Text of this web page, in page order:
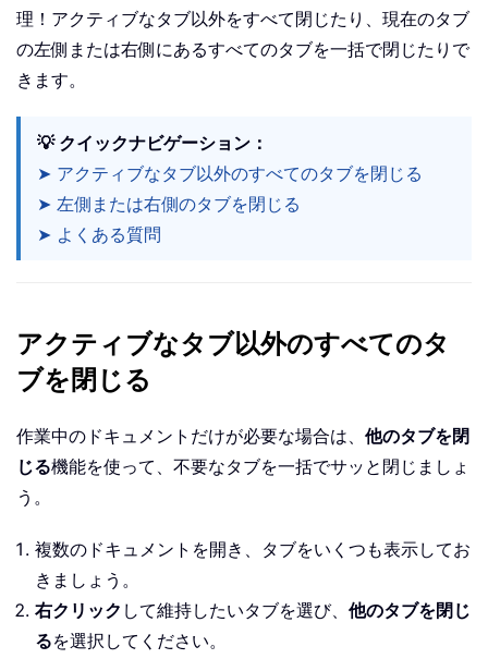
理！アクティブなタブ以外をすべて閉じたり、現在のタブ
の左側または右側にあるすべてのタブを一括で閉じたりで
きます。
💡 クイックナビゲーション：
➤ アクティブなタブ以外のすべてのタブを閉じる
➤ 左側または右側のタブを閉じる
➤ よくある質問
アクティブなタブ以外のすべてのタ
ブを閉じる
作業中のドキュメントだけが必要な場合は、 他のタブを閉
じる機能を使って、不要なタブを一括でサッと閉じましょ
う。
複数のドキュメントを開き、タブをいくつも表示してお
きましょう。
右クリック して維持したいタブを選び、 他のタブを閉じ
るを選択してください。